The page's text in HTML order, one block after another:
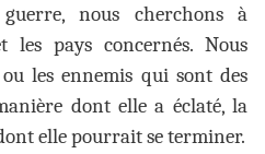
nous cherchons à
pays concernés. Nous
les ennemis qui sont des
dont elle a éclaté, la
elle pourrait se terminer.